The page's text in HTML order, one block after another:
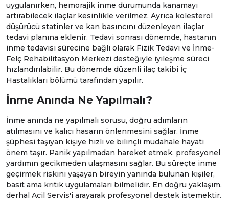
uygulanırken, hemorajik inme durumunda kanamayı
artırabilecek ilaçlar kesinlikle verilmez. Ayrıca kolesterol
düşürücü statinler ve kan basıncını düzenleyen ilaçlar
tedavi planına eklenir. Tedavi sonrası dönemde, hastanın
inme tedavisi sürecine bağlı olarak Fizik Tedavi ve İnme-
Felç Rehabilitasyon Merkezi desteğiyle iyileşme süreci
hızlandırılabilir. Bu dönemde düzenli ilaç takibi İç
Hastalıkları bölümü tarafından yapılır.
İnme Anında Ne Yapılmalı?
İnme anında ne yapılmalı sorusu, doğru adımların
atılmasını ve kalıcı hasarın önlenmesini sağlar. İnme
şüphesi taşıyan kişiye hızlı ve bilinçli müdahale hayati
önem taşır. Panik yapılmadan hareket etmek, profesyonel
yardımın gecikmeden ulaşmasını sağlar. Bu süreçte inme
geçirmek riskini yaşayan bireyin yanında bulunan kişiler,
basit ama kritik uygulamaları bilmelidir. En doğru yaklaşım,
derhal Acil Servis'i arayarak profesyonel destek istemektir.